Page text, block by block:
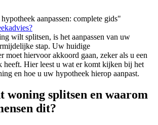
aanpassen: complete gids"
wilt splitsen, is het aanpassen van uw
stap. Uw huidige
moet hiervoor akkoord gaan, zeker als u een
heeft. Hier leest u wat er komt kijken bij het
en hoe u uw hypotheek hierop aanpast.
woning splitsen en waarom
dit?